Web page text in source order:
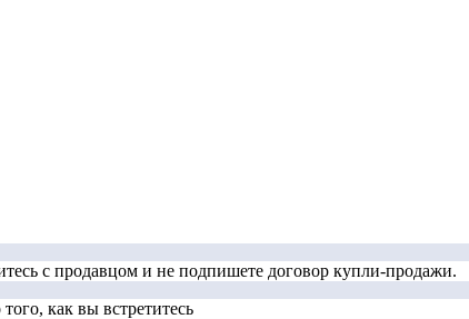
с продавцом и не подпишете договор купли-продажи.
как вы встретитесь